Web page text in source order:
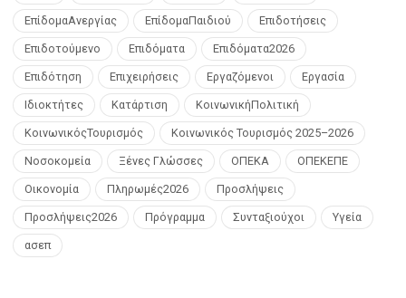
ΕπίδομαΑνεργίας ΕπίδομαΠαιδιού Επιδοτήσεις
Επιδοτούμενο Επιδόματα Επιδόματα2026
Επιδότηση Επιχειρήσεις Εργαζόμενοι Εργασία
Ιδιοκτήτες Κατάρτιση ΚοινωνικήΠολιτική
ΚοινωνικόςΤουρισμός Κοινωνικός Τουρισμός 2025–2026
Νοσοκομεία Ξένες Γλώσσες ΟΠΕΚΑ ΟΠΕΚΕΠΕ
Οικονομία Πληρωμές2026 Προσλήψεις
Προσλήψεις2026 Πρόγραμμα Συνταξιούχοι Υγεία
ασεπ